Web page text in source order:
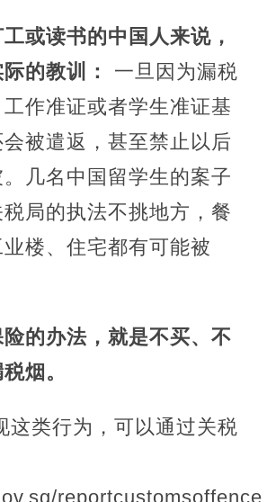
或读书的中国人来说，
的教训：
一旦因为漏税
作准证或者学生准证基
被遣返，甚至禁止以后
几名中国留学生的案子
局的执法不挑地方，餐
楼、住宅都有可能被
的办法，就是不买、不
烟。
这类行为，可以通过关税
reportcustomsoffence